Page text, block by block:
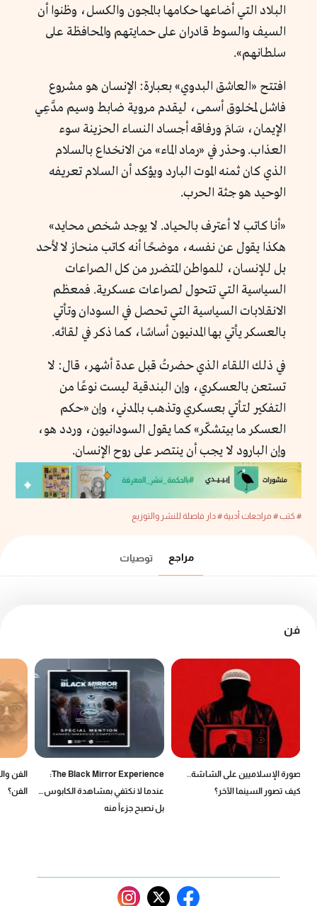
البلاد التي أضاعها حكامها بالمجون والكسل، وظنوا أن
السيف والسوط قادران على حمايتهم والمحافظة على
سلطانهم».
افتتح «العاشق البدوي» بعبارة: الإنسان هو مشروع
فاشل لمخلوق أسمى، ليقدم مروية ضابط وسيم مدَّعِي
الإيمان، سَامَ ورفاقه أجساد النساء الحزينة سوء
العذاب. وحذر في «رماد الماء» من الانخداع بالسلام
الذي كان ثمنه الموت البارد ويؤكد أن السلام تعريفه
الوحيد هو جثة الحرب.
«أنا كاتب لا أعترف بالحياد. لا يوجد شخص محايد»
هكذا يقول عن نفسه، موضحًا أنه كاتب منحاز لا لأحد
بل للإنسان، للمواطن المتضرر من كل الصراعات
السياسية التي تتحول لصراعات عسكرية. فمعظم
الانقلابات السياسية التي تحصل في السودان وتأتي
بالعسكر يأتي بها المدنيون أساسًا، كما ذكر في لقائه.
في ذلك اللقاء الذي حضرتُ قبل عدة أشهر، قال: لا
تستعن بالعسكري، وإن البندقية ليست نوعًا من
التفكير لتأتي بعسكري وتذهب بالمدني، وإن «حكم
العسكر ما بيتشكّر» كما يقول السودانيون، وردد هو،
وإن البارود لا يجب أن ينتصر على روح الإنسان.
# كتب# مراجعات أدبية# دار فاصلة للنشر والتوزيع
مراجع توصيات
فن
صورة الإسلاميين على الشاشة..
كيف تصور السينما الآخر؟
The Black Mirror Experience:
عندما لا نكتفي بمشاهدة الكابوس…
بل نصبح جزءاً منه
الفن
الفن؟